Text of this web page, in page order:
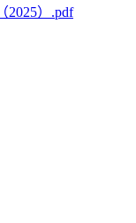
2025）.pdf